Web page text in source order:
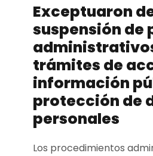
Exceptuaron
suspensión de
trámites de
información
protección de
personales
Los procedimientos